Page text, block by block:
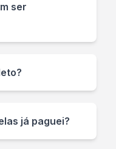
ser
já paguei?